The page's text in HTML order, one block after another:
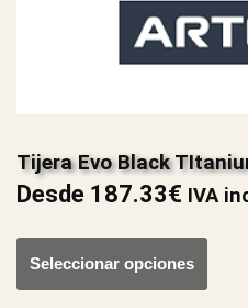
Tijera Evo Black
Desde 187.33€ IVA
Seleccionar opciones